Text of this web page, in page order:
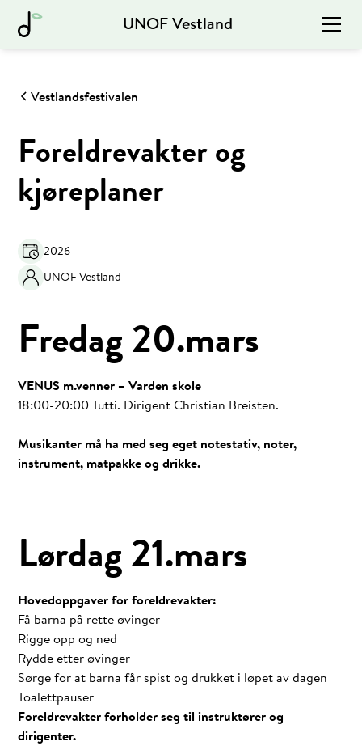
UNOF Vestland
Vestlandsfestivalen
Foreldrevakter og
kjøreplaner
Fredag 20.mars
VENUS m.venner – Varden skole
18:00-20:00 Tutti. Dirigent Christian Breisten.
Musikanter må ha med seg eget notestativ, noter,
instrument, matpakke og drikke.
Lørdag 21.mars
Hovedoppgaver for foreldrevakter:
Få barna på rette øvinger
Rigge opp og ned
Rydde etter øvinger
Sørge for at barna får spist og drukket i løpet av dagen
Toalettpauser
Foreldrevakter forholder seg til instruktører og
dirigenter.
2026
UNOF Vestland